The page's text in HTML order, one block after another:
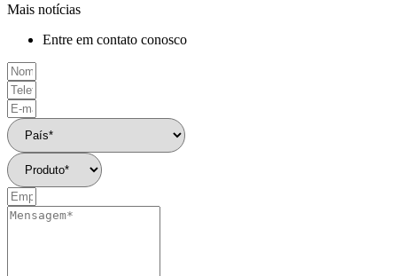
Mais notícias
Entre em contato conosco